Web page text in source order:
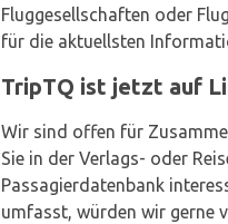
Fluggesellschaften oder
für die aktuellsten
TripTQ ist jetzt auf
Wir sind offen für
Sie in der Verlags- oder
Passagierdatenbank
umfasst, würden wir gerne